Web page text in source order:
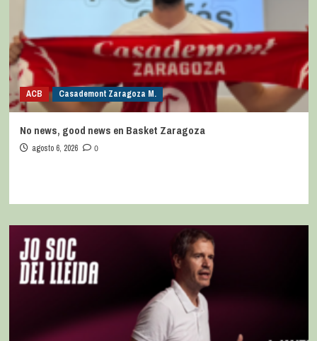
ACB Casademont Zaragoza M.
No news, good news en Basket Zaragoza
agosto 6, 2026 0